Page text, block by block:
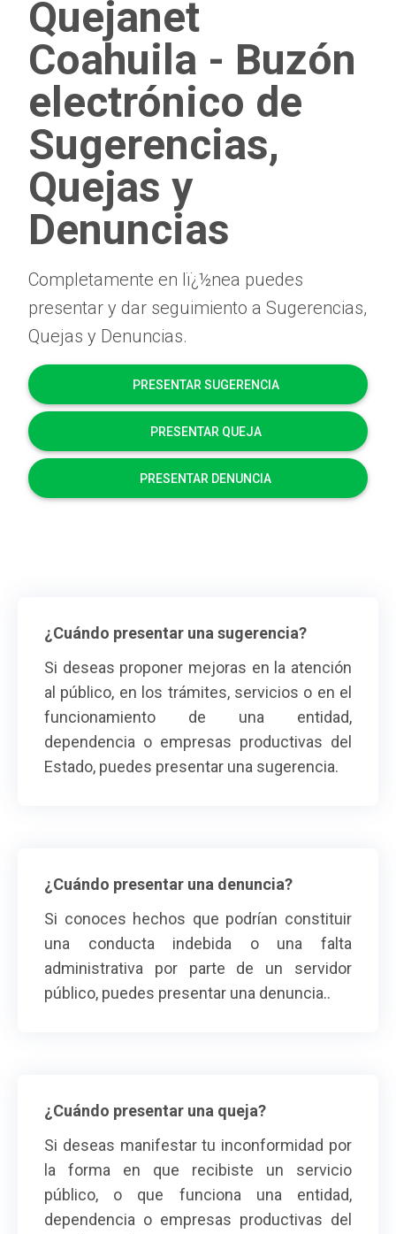
Quejanet
Coahuila - Buzón
electrónico de
Sugerencias,
Quejas y
Denuncias
Completamente en lï¿½nea puedes
presentar y dar seguimiento a Sugerencias,
Quejas y Denuncias.
PRESENTAR SUGERENCIA
PRESENTAR QUEJA
PRESENTAR DENUNCIA
¿Cuándo presentar una sugerencia?
Si deseas proponer mejoras en la atención
al público, en los trámites, servicios o en el
funcionamiento de una entidad,
dependencia o empresas productivas del
Estado, puedes presentar una sugerencia.
¿Cuándo presentar una denuncia?
Si conoces hechos que podrían constituir
una conducta indebida o una falta
administrativa por parte de un servidor
público, puedes presentar una denuncia..
¿Cuándo presentar una queja?
Si deseas manifestar tu inconformidad por
la forma en que recibiste un servicio
público, o que funciona una entidad,
dependencia o empresas productivas del